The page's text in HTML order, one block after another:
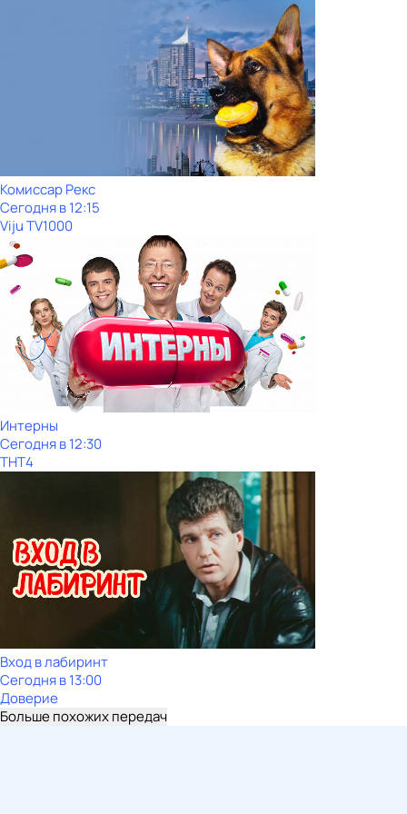
Комиссар Рекс
Сегодня в 12:15
Viju TV1000
Интерны
Сегодня в 12:30
ТНТ4
Вход в лабиринт
Сегодня в 13:00
Доверие
Больше похожих передач